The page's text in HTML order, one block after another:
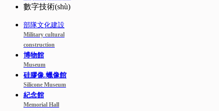
數字技術(shù)
部隊文化建設
Military cultural
construction
博物館
Museum
硅膠像.蠟像館
Silicone Museum
紀念館
Memorial Hall